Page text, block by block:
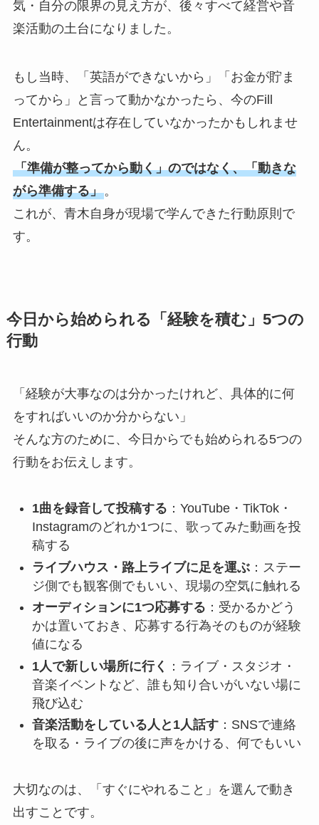
VIDEO
NEWS
LIVE
STAFF BLOG
気・自分の限界の見え方が、後々すべて経営や音
楽活動の土台になりました。
もし当時、「英語ができないから」「お金が貯ま
ってから」と言って動かなかったら、今のFill
Entertainmentは存在していなかったかもしれませ
ん。
「準備が整ってから動く」のではなく、「動きな
がら準備する」。
これが、青木自身が現場で学んできた行動原則で
す。
今日から始められる「経験を積む」5つの
行動
「経験が大事なのは分かったけれど、具体的に何
をすればいいのか分からない」
そんな方のために、今日からでも始められる5つの
行動をお伝えします。
1曲を録音して投稿する ：YouTube・TikTok・
Instagramのどれか1つに、歌ってみた動画を投
稿する
ライブハウス・路上ライブに足を運ぶ：ステー
ジ側でも観客側でもいい、現場の空気に触れる
オーディションに1つ応募する ：受かるかどう
かは置いておき、応募する行為そのものが経験
値になる
1人で新しい場所に行く
：ライブ・スタジオ・
音楽イベントなど、誰も知り合いがいない場に
飛び込む
音楽活動をしている人と1人話す：SNSで連絡
を取る・ライブの後に声をかける、何でもいい
大切なのは、「すぐにやれること」を選んで動き
出すことです。